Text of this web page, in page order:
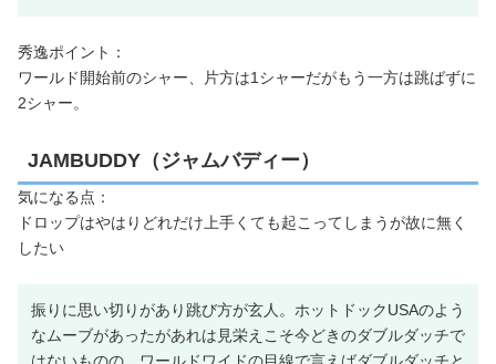
秀逸ポイント：
ワールド開始前のシャー、片方は1シャーだがもう一方は跳ばずに
2シャー。
JAMBUDDY（ジャムバディー）
気になる点：
ドロップはやはりどれだけ上手くても起こってしまうが故に無く
したい
振りに思い切りがあり跳び方が玄人。ホットドックUSAのよう
なムーブがあったがあれは見栄えこそ今どきのダブルダッチで